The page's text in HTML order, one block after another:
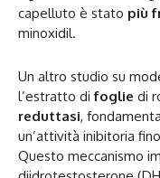
capelluto è stato più
minoxidil.
Un altro studio su
l’estratto difoglie di
reduttasi,
un’attività inibitoria
Questo meccanismo